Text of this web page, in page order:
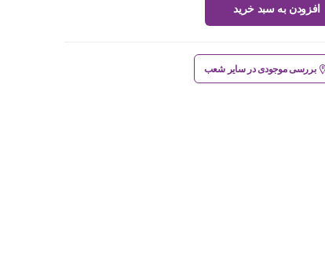
افزودن به سبد خرید
بررسی موجودی در سایر شعب